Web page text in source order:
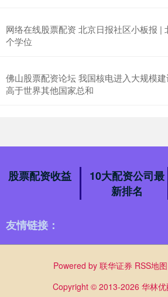
网络在线股票配资 北京日报社区小板报 |
个学位
佛山股票配资论坛 我国核电进入大规模
高于世界其他国家总和
股票配资收益
10大配资公司最
新排名
友情链接：
Powered by 联华证券 RSS地图
Copyright © 2013-2026 华林